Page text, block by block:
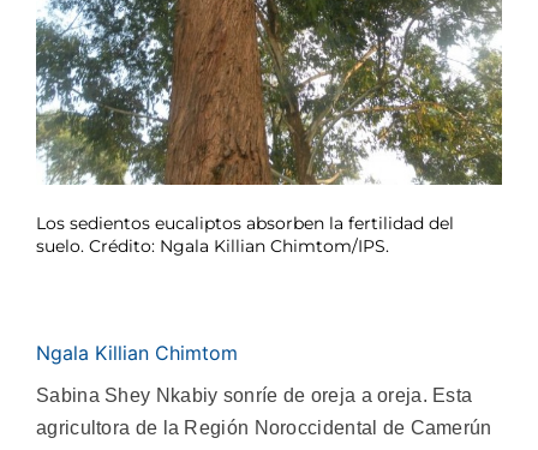
Los sedientos eucaliptos absorben la fertilidad del
suelo. Crédito: Ngala Killian Chimtom/IPS.
Ngala Killian Chimtom
Sabina Shey Nkabiy sonríe de oreja a oreja. Esta
agricultora de la Región Noroccidental de Camerún